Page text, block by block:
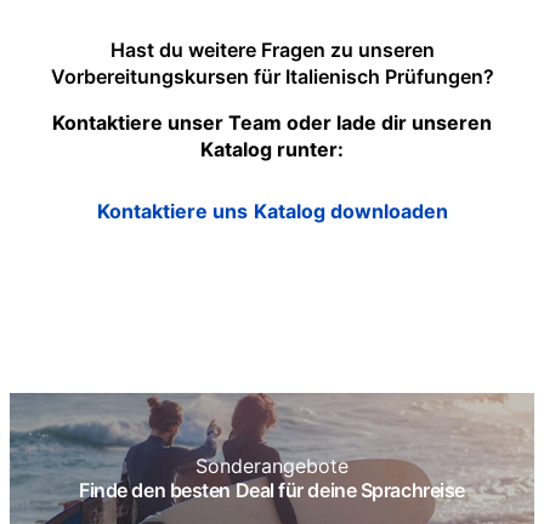
Hast du weitere Fragen zu unseren
Vorbereitungskursen für Italienisch Prüfungen?
Kontaktiere unser Team oder lade dir unseren
Katalog runter:
Kontaktiere uns Katalog downloaden
Sonderangebote
Finde den besten Deal für deine Sprachreise